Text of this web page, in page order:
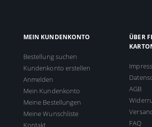
MEIN KUNDENKONTO
Bestellung suchen
Kundenkonto erstellen
Anmelden
Mein Kundenkonto
Meine Bestellungen
Meine Wunschliste
Kontakt
ÜBER
AGB
FAQ